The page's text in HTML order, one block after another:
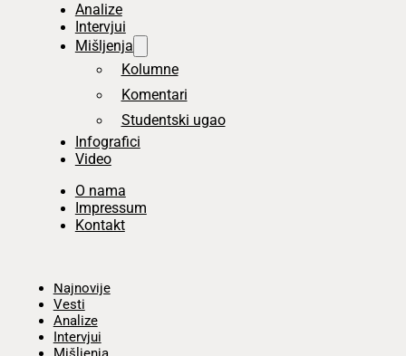
Analize
Intervjui
Mišljenja
Kolumne
Komentari
Studentski ugao
Infografici
Video
O nama
Impressum
Kontakt
Najnovije
Vesti
Analize
Intervjui